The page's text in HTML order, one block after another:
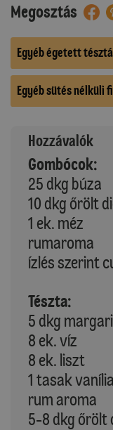
Megosztás
Egyéb égetett
Egyéb sütés nélküli
Hozzávalók
Gombócok:
25 dkg búza
10 dkg őrölt
1 ek. méz
rumaroma
ízlés szerint
Tészta:
5 dkg
8 ek. víz
8 ek. liszt
1 tasak
rum aroma
5-8 dkg őrölt